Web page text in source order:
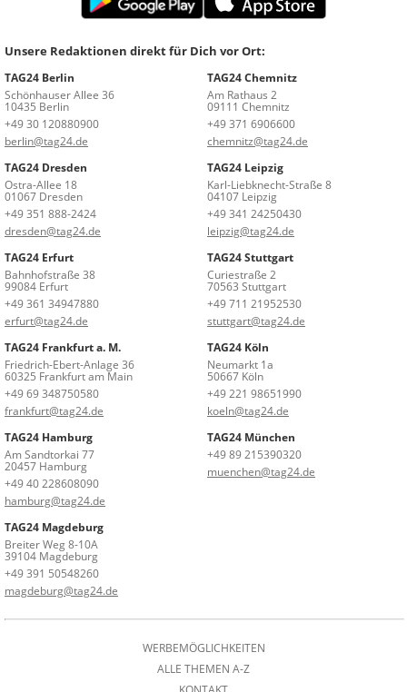
Unsere Redaktionen direkt für Dich vor Ort:
TAG24 Berlin
Schönhauser Allee 36
10435 Berlin
+49 30 120880900
berlin@tag24.de
TAG24 Chemnitz
Am Rathaus 2
09111 Chemnitz
+49 371 6906600
chemnitz@tag24.de
TAG24 Dresden
Ostra-Allee 18
01067 Dresden
+49 351 888-2424
dresden@tag24.de
TAG24 Leipzig
Karl-Liebknecht-Straße 8
04107 Leipzig
+49 341 24250430
leipzig@tag24.de
TAG24 Erfurt
Bahnhofstraße 38
99084 Erfurt
+49 361 34947880
erfurt@tag24.de
TAG24 Stuttgart
Curiestraße 2
70563 Stuttgart
+49 711 21952530
stuttgart@tag24.de
TAG24 Frankfurt a. M.
Friedrich-Ebert-Anlage 36
60325 Frankfurt am Main
+49 69 348750580
frankfurt@tag24.de
TAG24 Köln
Neumarkt 1a
50667 Köln
+49 221 98651990
koeln@tag24.de
TAG24 Hamburg
Am Sandtorkai 77
20457 Hamburg
+49 40 228608090
hamburg@tag24.de
TAG24 München
+49 89 215390320
muenchen@tag24.de
TAG24 Magdeburg
Breiter Weg 8-10A
39104 Magdeburg
+49 391 50548260
magdeburg@tag24.de
WERBEMÖGLICHKEITEN
ALLE THEMEN A-Z